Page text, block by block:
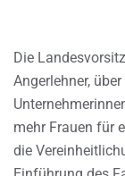
Die
Angerlehner,
mehr Frauen für
die